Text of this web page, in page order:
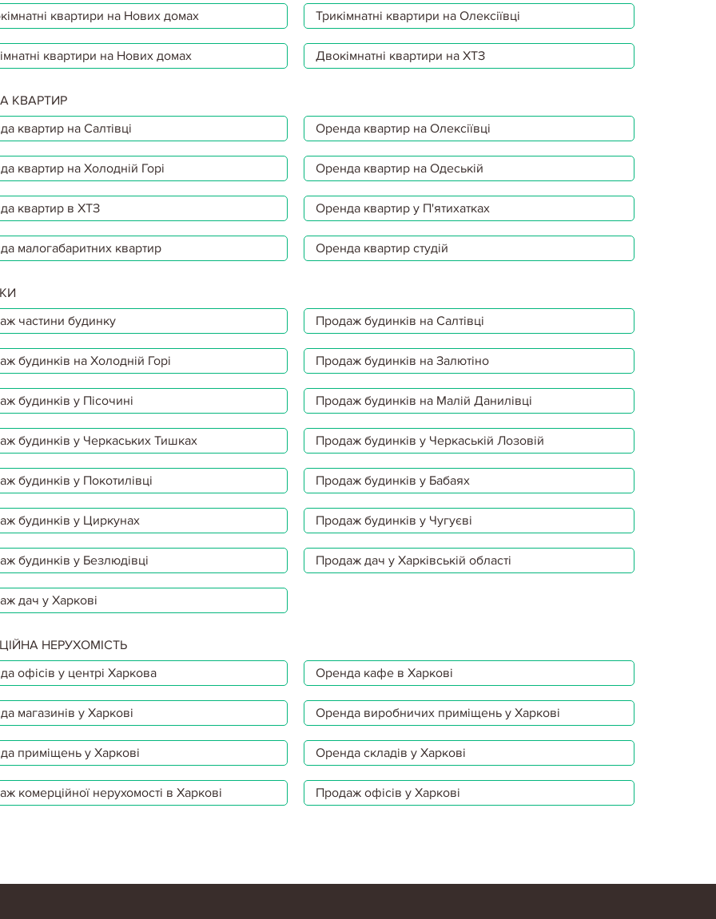
квартири на Нових домах Трикімнатні квартири на Олексіївці
квартири на Нових домах Двокімнатні квартири на ХТЗ
КВАРТИР
квартир на Салтівці
Оренда квартир на Олексіївці
квартир на Холодній Горі Оренда квартир на Одеській
квартир в ХТЗ Оренда квартир у П'ятихатках
малогабаритних квартир Оренда квартир студій
частини будинку
Продаж будинків на Салтівці
будинків на Холодній Горі Продаж будинків на Залютіно
будинків у Пісочині Продаж будинків на Малій Данилівці
будинків у Черкаських Тишках Продаж будинків у Черкаській Лозовій
будинків у Покотилівці Продаж будинків у Бабаях
будинків у Циркунах Продаж будинків у Чугуєві
будинків у Безлюдівці Продаж дач у Харківській області
дач у Харкові
НЕРУХОМІСТЬ
офісів у центрі Харкова
Оренда кафе в Харкові
магазинів у Харкові Оренда виробничих приміщень у Харкові
приміщень у Харкові Оренда складів у Харкові
комерційної нерухомості в Харкові Продаж офісів у Харкові